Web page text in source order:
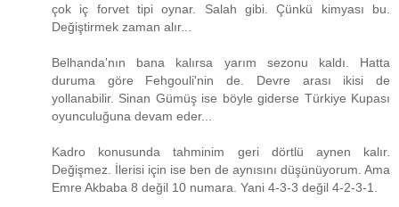
çok iç forvet tipi oynar. Salah gibi. Çünkü kimyası bu.
Değiştirmek zaman alır...
Belhanda'nın bana kalırsa yarım sezonu kaldı. Hatta
duruma göre Fehgouli'nin de. Devre arası ikisi de
yollanabilir. Sinan Gümüş ise böyle giderse Türkiye Kupası
oyunculuğuna devam eder...
Kadro konusunda tahminim geri dörtlü aynen kalır.
Değişmez. İlerisi için ise ben de aynısını düşünüyorum. Ama
Emre Akbaba 8 değil 10 numara. Yani 4-3-3 değil 4-2-3-1.